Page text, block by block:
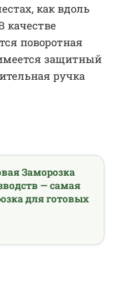
как вдоль
качестве
поворотная
защитный
ручка
Заморозка
— самая
для готовых